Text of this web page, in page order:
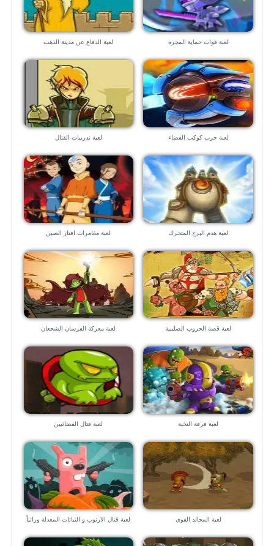
لعبة قوات حماية المجره لعبة الدفاع عن مدينة الذهب
لعبة حرب كوكب الفضاء لعبة تدريبات القتال
لعبة هدم البرج المتحرك لعبة مغامرات افتار الصين
لعبة قصة الحروب الصليبية لعبة معركة الفرسان الشجعان
لعبة فرقة النخبة لعبة قتال الفضائيين
لعبة المجالد القوى لعبة قتال الارنوب و النباتات المعدلة وراثياً